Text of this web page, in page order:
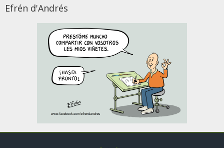
Efrén d'Andrés